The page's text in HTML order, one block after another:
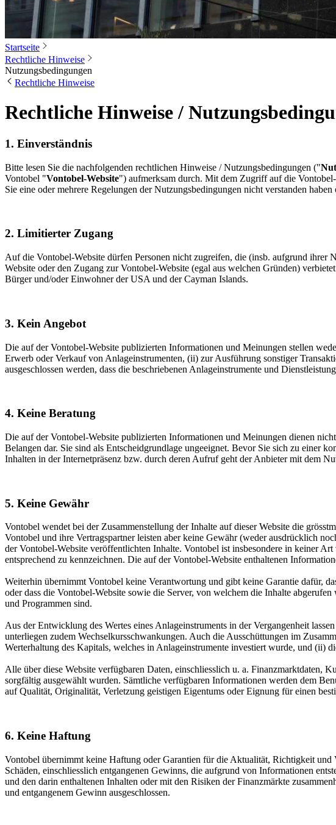
Startseite
Rechtliche Hinweise
Nutzungsbedingungen
Rechtliche Hinweise
Rechtliche Hinweise /
1. Einverständnis
Bitte lesen Sie die nachfolgenden rechtlichen Hinweise / Nutzungsbedingungen ("
Vontobel "Vontobel-Website") aufmerksam durch. Mit dem Zugriff auf die
Sie eine oder mehrere Regelungen der Nutzungsbedingungen nicht verstanden
2. Limitierter Zugang
Auf die Vontobel-Website dürfen Personen nicht zugreifen, die (insb. aufgrund ihrer
Website oder den Zugang zur Vontobel-Website (egal aus welchen Gründen)
Bürger und/oder Einwohner der USA und der Cayman Islands.
3. Kein Angebot
Die auf der Vontobel-Website publizierten Informationen und Meinungen stellen
Erwerb oder Verkauf von Anlageinstrumenten, (ii) zur Ausführung sonstiger
ausgeschlossen werden, dass die beschriebenen Anlageinstrumente und
4. Keine Beratung
Die auf der Vontobel-Website publizierten Informationen und Meinungen dienen
Belangen dar. Sie sind als Entscheidgrundlage ungeeignet. Bevor Sie sich zu einer
Inhalten in der Internetpräsenz bzw. durch deren Aufruf geht der Anbieter mit dem
5. Keine Gewähr
Vontobel wendet bei der Zusammenstellung der Inhalte auf dieser Website die
Vontobel und ihre Vertragspartner leisten aber keine Gewähr (weder ausdrücklich
der Vontobel-Website veröffentlichten Inhalte. Vontobel ist insbesondere in keiner
entsprechend zu kennzeichnen. Die auf der Vontobel-Website enthaltenen
Weiterhin übernimmt Vontobel keine Verantwortung und gibt keine Garantie dafür,
oder dass die Vontobel-Website sowie die Server, von welchem die Inhalte
und Programmen sind.
Aus der Entwicklung des Wertes eines Anlageinstruments in der Vergangenheit
unterliegen zudem Wechselkursschwankungen. Auch die Ausschüttungen im
Werterhaltung des Kapitals, welches in Anlageinstrumente investiert wurde, und (ii)
Alle über diese Website verfügbaren Daten, einschliesslich u. a. Finanzmarktdaten,
sorgfältig ausgewählt wurden. Sämtliche verfügbaren Informationen werden dem
auf Qualität, Originalität, Verletzung geistigen Eigentums oder Eignung für einen
6. Keine Haftung
Vontobel übernimmt keine Haftung oder Garantien für die Aktualität, Richtigkeit
Schäden, einschliesslich entgangenen Gewinns, die aufgrund von Informationen
und den darin enthaltenen Inhalten oder mit den Risiken der Finanzmärkte
und entgangenem Gewinn ausgeschlossen.